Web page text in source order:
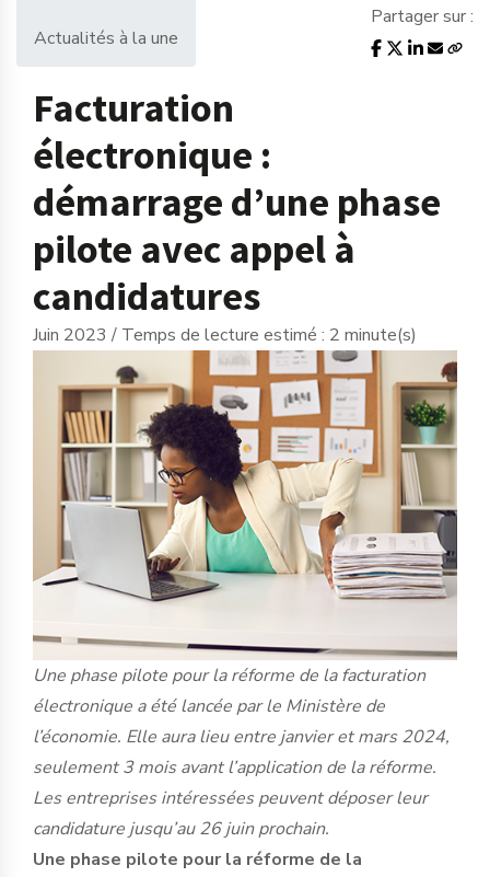
Actualités à la une
Partager sur :
Facturation
électronique :
démarrage d’une phase
pilote avec appel à
candidatures
Juin 2023 / Temps de lecture estimé : 2 minute(s)
Une phase pilote pour la réforme de la facturation
électronique a été lancée par le Ministère de
l’économie. Elle aura lieu entre janvier et mars 2024,
seulement 3 mois avant l’application de la réforme.
Les entreprises intéressées peuvent déposer leur
candidature jusqu’au 26 juin prochain.
Une phase pilote pour la réforme de la